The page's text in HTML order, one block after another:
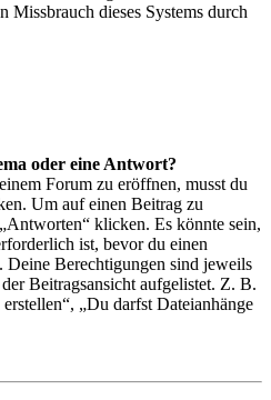
Missbrauch dieses Systems durch
oder eine Antwort?
Forum zu eröffnen, musst du
Um auf einen Beitrag zu
klicken. Es könnte sein,
ist, bevor du einen
Deine Berechtigungen sind jeweils
Beitragsansicht aufgelistet. Z. B.
„Du darfst Dateianhänge